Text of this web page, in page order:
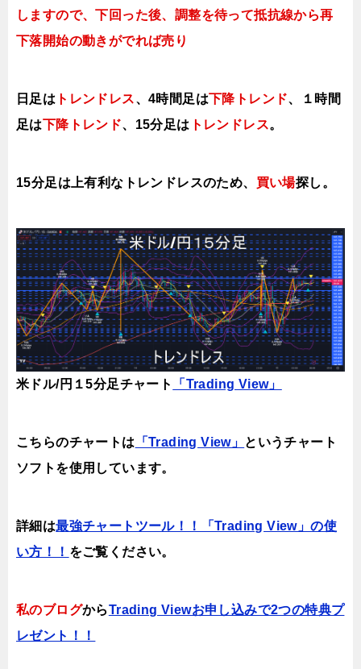
しますので、下回った後、調整を待って抵抗線から再
下落開始の動きがでれば売り
日足は トレンドレス、4時間足は下降トレンド、１時間
足は下降トレンド、15分足は トレンドレス。
15分足は上有利なトレンドレスのため、 買い場探し。
米ドル/円１5分足チャート 「Trading View」
こちらのチャートは 「Trading View」 というチャート
ソフトを使用しています。
詳細は最強チャートツール！！「Trading View」の使
い方！！ をご覧ください。
私のブログからTrading Viewお申し込みで2つの特典プ
レゼント！！